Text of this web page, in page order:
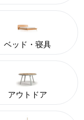
ベッド・寝具
アウトドア